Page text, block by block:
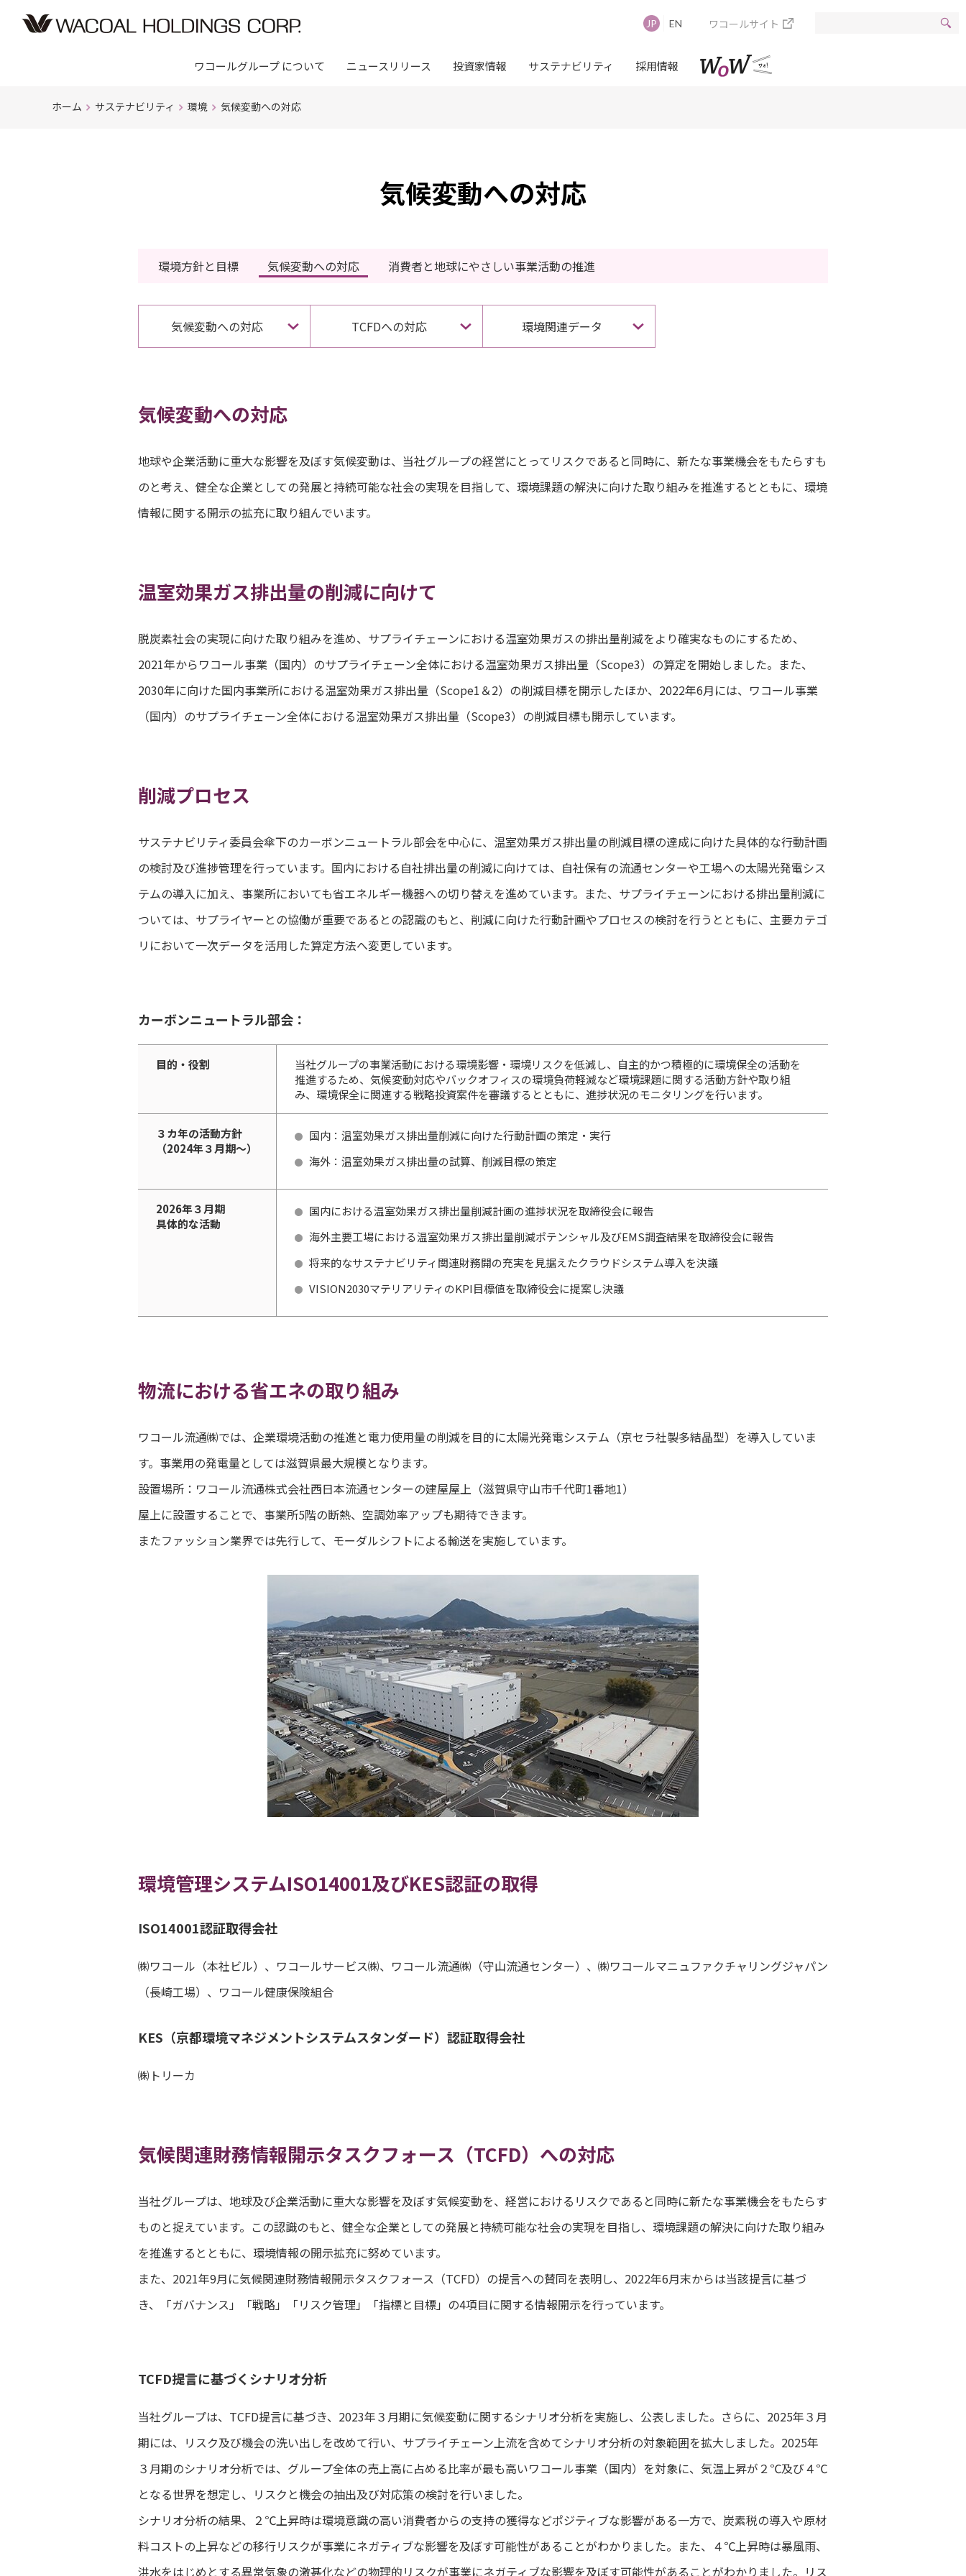
ワコールグループ について ニュースリリース 投資家情報 サステナビリティ 採用情報
JP EN ワコールサイト
ホーム サステナビリティ 環境 気候変動への対応
気候変動への対応
環境方針と目標 気候変動への対応 消費者と地球にやさしい事業活動の推進
気候変動への対応 TCFDへの対応 環境関連データ
気候変動への対応
地球や企業活動に重大な影響を及ぼす気候変動は、当社グループの経営にとってリスクであると同時に、新たな事業機会をもたらすも
のと考え、健全な企業としての発展と持続可能な社会の実現を目指して、環境課題の解決に向けた取り組みを推進するとともに、環境
情報に関する開示の拡充に取り組んでいます。
温室効果ガス排出量の削減に向けて
脱炭素社会の実現に向けた取り組みを進め、サプライチェーンにおける温室効果ガスの排出量削減をより確実なものにするため、
2021年からワコール事業（国内）のサプライチェーン全体における温室効果ガス排出量（Scope3）の算定を開始しました。また、
2030年に向けた国内事業所における温室効果ガス排出量（Scope1＆2）の削減目標を開示したほか、2022年6月には、ワコール事業
（国内）のサプライチェーン全体における温室効果ガス排出量（Scope3）の削減目標も開示しています。
削減プロセス
サステナビリティ委員会傘下のカーボンニュートラル部会を中心に、温室効果ガス排出量の削減目標の達成に向けた具体的な行動計画
の検討及び進捗管理を行っています。国内における自社排出量の削減に向けては、自社保有の流通センターや工場への太陽光発電シス
テムの導入に加え、事業所においても省エネルギー機器への切り替えを進めています。また、サプライチェーンにおける排出量削減に
ついては、サプライヤーとの協働が重要であるとの認識のもと、削減に向けた行動計画やプロセスの検討を行うとともに、主要カテゴ
リにおいて一次データを活用した算定方法へ変更しています。
カーボンニュートラル部会：
目的・役割
当社グループの事業活動における環境影響・環境リスクを低減し、自主的かつ積極的に環境保全の活動を
推進するため、気候変動対応やバックオフィスの環境負荷軽減など環境課題に関する活動方針や取り組
み、環境保全に関連する戦略投資案件を審議するとともに、進捗状況のモニタリングを行います。
３カ年の活動方針
（2024年３月期～）
国内：温室効果ガス排出量削減に向けた行動計画の策定・実行
海外：温室効果ガス排出量の試算、削減目標の策定
2026年３月期
具体的な活動
国内における温室効果ガス排出量削減計画の進捗状況を取締役会に報告
海外主要工場における温室効果ガス排出量削減ポテンシャル及びEMS調査結果を取締役会に報告
将来的なサステナビリティ関連財務開の充実を見据えたクラウドシステム導入を決議
VISION2030マテリアリティのKPI目標値を取締役会に提案し決議
物流における省エネの取り組み
ワコール流通㈱では、企業環境活動の推進と電力使用量の削減を目的に太陽光発電システム（京セラ社製多結晶型）を導入していま
す。事業用の発電量としては滋賀県最大規模となります。
設置場所：ワコール流通株式会社西日本流通センターの建屋屋上（滋賀県守山市千代町1番地1）
屋上に設置することで、事業所5階の断熱、空調効率アップも期待できます。
またファッション業界では先行して、モーダルシフトによる輸送を実施しています。
環境管理システムISO14001及びKES認証の取得
ISO14001認証取得会社
㈱ワコール（本社ビル）、ワコールサービス㈱、ワコール流通㈱（守山流通センター）、㈱ワコールマニュファクチャリングジャパン
（長崎工場）、ワコール健康保険組合
KES（京都環境マネジメントシステムスタンダード）認証取得会社
㈱トリーカ
気候関連財務情報開示タスクフォース（TCFD）への対応
当社グループは、地球及び企業活動に重大な影響を及ぼす気候変動を、経営におけるリスクであると同時に新たな事業機会をもたらす
ものと捉えています。この認識のもと、健全な企業としての発展と持続可能な社会の実現を目指し、環境課題の解決に向けた取り組み
を推進するとともに、環境情報の開示拡充に努めています。
また、2021年9月に気候関連財務情報開示タスクフォース（TCFD）の提言への賛同を表明し、2022年6月末からは当該提言に基づ
き、「ガバナンス」「戦略」「リスク管理」「指標と目標」の4項目に関する情報開示を行っています。
TCFD提言に基づくシナリオ分析
当社グループは、TCFD提言に基づき、2023年３月期に気候変動に関するシナリオ分析を実施し、公表しました。さらに、2025年３月
期には、リスク及び機会の洗い出しを改めて行い、サプライチェーン上流を含めてシナリオ分析の対象範囲を拡大しました。2025年
３月期のシナリオ分析では、グループ全体の売上高に占める比率が最も高いワコール事業（国内）を対象に、気温上昇が２℃及び４℃
となる世界を想定し、リスクと機会の抽出及び対応策の検討を行いました。
シナリオ分析の結果、２℃上昇時は環境意識の高い消費者からの支持の獲得などポジティブな影響がある一方で、炭素税の導入や原材
料コストの上昇などの移行リスクが事業にネガティブな影響を及ぼす可能性があることがわかりました。また、４℃上昇時は暴風雨、
洪水をはじめとする異常気象の激甚化などの物理的リスクが事業にネガティブな影響を及ぼす可能性があることがわかりました。リス